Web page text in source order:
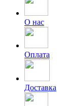
О нас
Оплата
Доставка